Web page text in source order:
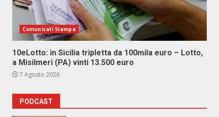
Comunicati Stampa
10eLotto: in Sicilia tripletta da 100mila euro – Lotto,
a Misilmeri (PA) vinti 13.500 euro
7 Agosto 2026
PODCAST